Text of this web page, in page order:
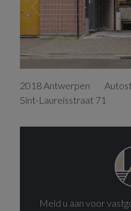
2018Antwerpen
Sint-Laureisstraat 71
Meld u aan voor